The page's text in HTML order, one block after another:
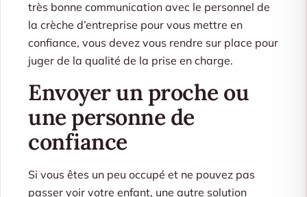
très bonne communication avec le personnel de
la crèche d’entreprise pour vous mettre en
confiance, vous devez vous rendre sur place pour
juger de la qualité de la prise en charge.
Envoyer un proche ou
une personne de
confiance
Si vous êtes un peu occupé et ne pouvez pas
passer voir votre enfant, une autre solution